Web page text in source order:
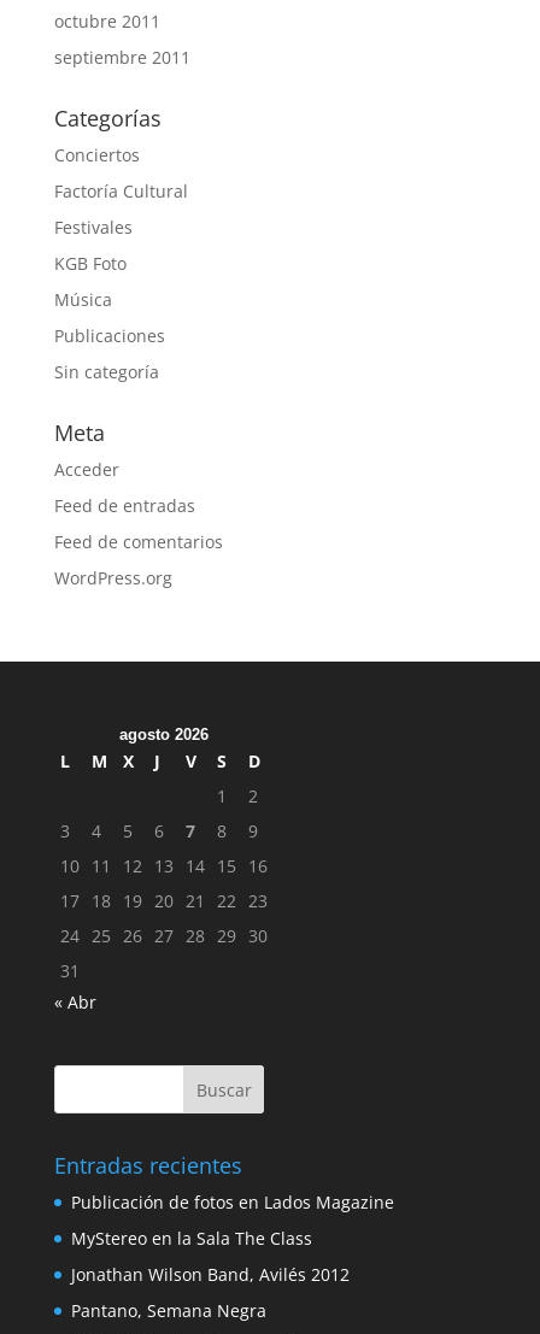
octubre 2011
septiembre 2011
Categorías
Conciertos
Factoría Cultural
Festivales
KGB Foto
Música
Publicaciones
Sin categoría
Meta
Acceder
Feed de entradas
Feed de comentarios
WordPress.org
agosto 2026
L M X J V S
D
1
2
3
4 5 6 7 8
9
10 11 12 13 14 15
16
17 18 19 20 21 22 23
24 25 26 27 28 29 30
31
« Abr
Entradas recientes
Publicación de fotos en Lados Magazine
MyStereo en la Sala The Class
Jonathan Wilson Band, Avilés 2012
Pantano, Semana Negra